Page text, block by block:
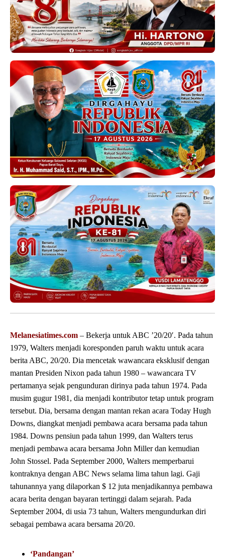
Melanesiatimes.com – Bekerja untuk ABC ’20/20′. Pada tahun
1979, Walters menjadi koresponden paruh waktu untuk acara
berita ABC, 20/20. Dia mencetak wawancara eksklusif dengan
mantan Presiden Nixon pada tahun 1980 – wawancara TV
pertamanya sejak pengunduran dirinya pada tahun 1974. Pada
musim gugur 1981, dia menjadi kontributor tetap untuk program
tersebut. Dia, bersama dengan mantan rekan acara Today Hugh
Downs, diangkat menjadi pembawa acara bersama pada tahun
1984. Downs pensiun pada tahun 1999, dan Walters terus
menjadi pembawa acara bersama John Miller dan kemudian
John Stossel. Pada September 2000, Walters memperbarui
kontraknya dengan ABC News selama lima tahun lagi. Gaji
tahunannya yang dilaporkan $ 12 juta menjadikannya pembawa
acara berita dengan bayaran tertinggi dalam sejarah. Pada
September 2004, di usia 73 tahun, Walters mengundurkan diri
sebagai pembawa acara bersama 20/20.
‘Pandangan’